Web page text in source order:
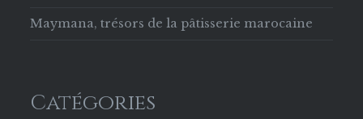
Maymana, trésors de la pâtisserie marocaine
Catégories